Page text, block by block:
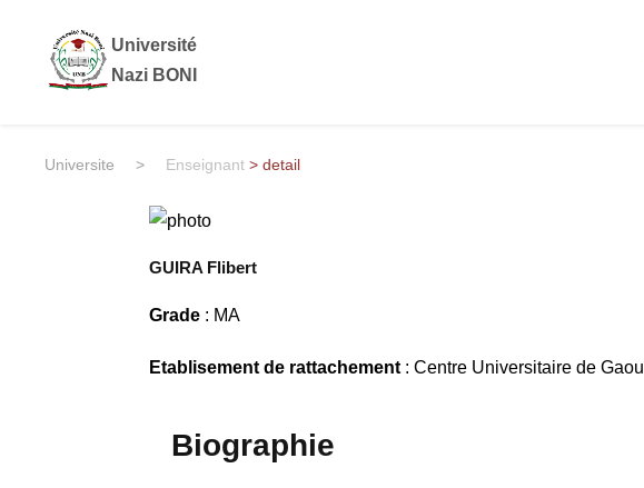
Université
Nazi BONI
Universite > Enseignant > detail
GUIRA Flibert
Grade : MA
Etablisement de rattachement: Centre Universitaire de
Biographie